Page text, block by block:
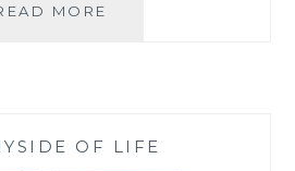
MORE
OF LIFE